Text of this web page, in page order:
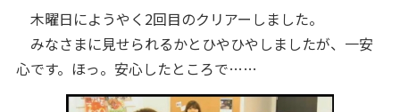
木曜日にようやく2回目のクリアーしました。
みなさまに見せられるかとひやひやしましたが、一安
心です。ほっ。安心したところで……